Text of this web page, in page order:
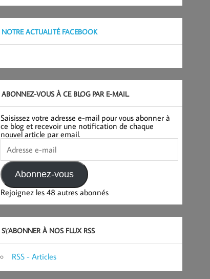
NOTRE ACTUALITÉ FACEBOOK
ABONNEZ-VOUS À CE BLOG PAR E-MAIL.
Saisissez votre adresse e-mail pour vous abonner à
ce blog et recevoir une notification de chaque
nouvel article par email.
Adresse
e-
mail
Abonnez-vous
Rejoignez les 48 autres abonnés
S\’ABONNER À NOS FLUX RSS
RSS - Articles